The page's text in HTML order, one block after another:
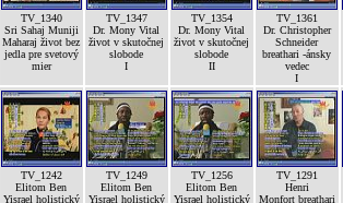
TV_1340
Sri Sahaj Muniji
Maharaj život bez
jedla pre svetový
mier
TV_1347
Dr. Mony Vital
život v skutočnej
slobode
I
TV_1354
Dr. Mony Vital
život v skutočnej
slobode
II
TV_1361
Dr. Christopher
Schneider
breathari -ánsky
vedec
I
TV_1242
Elitom Ben
Yisrael holistický
TV_1249
Elitom Ben
Yisrael holistický
TV_1256
Elitom Ben
Yisrael holistický
TV_1291
Henri
Monfort breathari